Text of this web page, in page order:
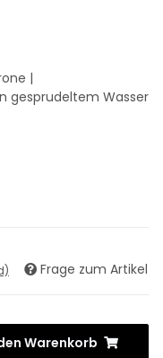
|
gesprudeltem Wasser
Frage zum Artikel
Warenkorb